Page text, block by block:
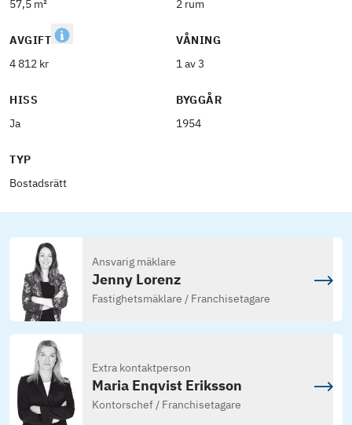
57,5 m²
2 rum
AVGIFT
4 812 kr
VÅNING
1 av 3
HISS
Ja
BYGGÅR
1954
TYP
Bostadsrätt
Ansvarig mäklare
Jenny Lorenz
Fastighetsmäklare / Franchisetagare
Extra kontaktperson
Maria Enqvist Eriksson
Kontorschef / Franchisetagare